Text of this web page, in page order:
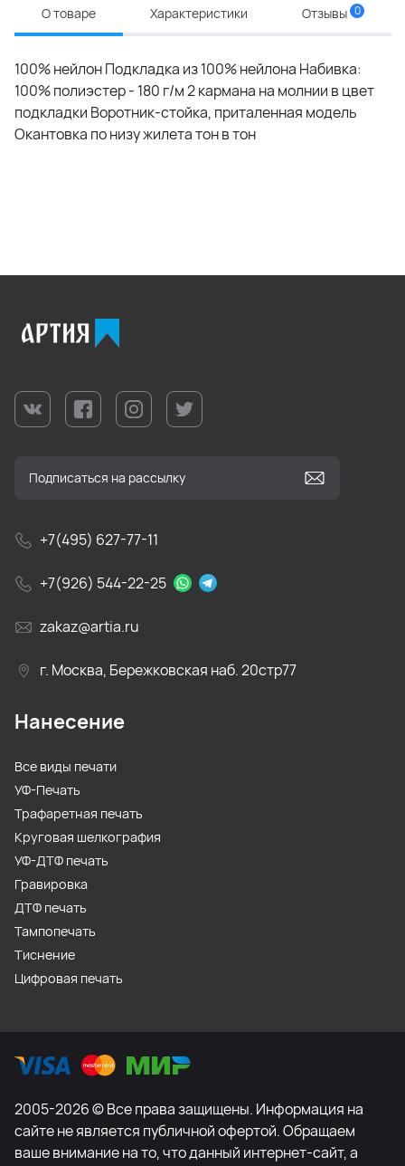
О товаре Характеристики Отзывы 0
100% нейлон Подкладка из 100% нейлона Набивка:
100% полиэстер - 180 г/м 2 кармана на молнии в цвет
подкладки Воротник-стойка, приталенная модель
Окантовка по низу жилета тон в тон
+7(495) 627-77-11
+7(926) 544-22-25
zakaz@artia.ru
г. Москва, Бережковская наб. 20стр77
Нанесение
Все виды печати
УФ-Печать
Трафаретная печать
Круговая шелкография
УФ-ДТФ печать
Гравировка
ДТФ печать
Тампопечать
Тиснение
Цифровая печать
2005-2026 © Все права защищены. Информация на
сайте не является публичной офертой. Обращаем
ваше внимание на то, что данный интернет-сайт, а